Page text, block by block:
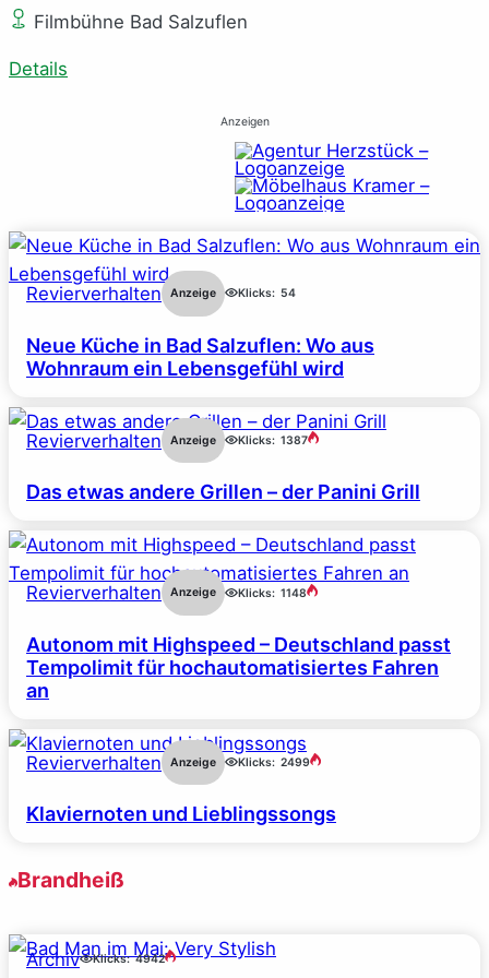
Filmbühne Bad Salzuflen
Details
Anzeigen
Revierverhalten Anzeige Klicks: 54
Neue Küche in Bad Salzuflen: Wo aus
Wohnraum ein Lebensgefühl wird
Revierverhalten Anzeige Klicks: 1387
Das etwas andere Grillen – der Panini Grill
Revierverhalten Anzeige Klicks: 1148
Autonom mit Highspeed – Deutschland passt
Tempolimit für hochautomatisiertes Fahren
an
Revierverhalten Anzeige Klicks: 2499
Klaviernoten und Lieblingssongs
Brandheiß
Archiv Klicks: 4942